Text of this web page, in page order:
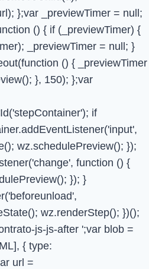
};var _previewTimer = null;
() { if (_previewTimer) {
_previewTimer = null; }
() { _previewTimer
}, 150); };var
if
wz.schedulePreview(); });
function () {
}); }
wz.renderStep(); })();
js-js-after ';var blob =
{ type:
url =